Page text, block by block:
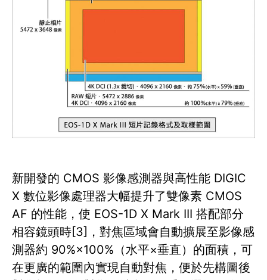
新開發的 CMOS 影像感測器與高性能 DIGIC
X 數位影像處理器大幅提升了雙像素 CMOS
AF 的性能，使 EOS-1D X Mark III 搭配部分
相容鏡頭時[3]，對焦區域會自動擴展至影像感
測器約 90%×100%（水平×垂直）的面積，可
在更廣的範圍內實現自動對焦，便於先構圖後